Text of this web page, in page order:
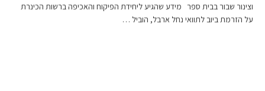
וצינור שבור בבית ספר מידע שהגיע ליחידת הפיקוח והאכיפה ברשות הכינרת
על הזרמת ביוב לתוואי נחל ארבל, הוביל …